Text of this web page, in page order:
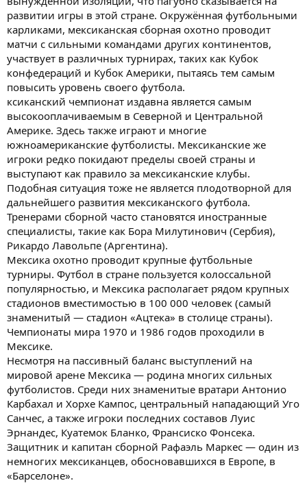
развитии игры в этой стране. Окружённая футбольными
карликами, мексиканская сборная охотно проводит
матчи с сильными командами других континентов,
участвует в различных турнирах, таких как Кубок
конфедераций и Кубок Америки, пытаясь тем самым
повысить уровень своего футбола.
ксиканский чемпионат издавна является самым
высокооплачиваемым в Северной и Центральной
Америке. Здесь также играют и многие
южноамериканские футболисты. Мексиканские же
игроки редко покидают пределы своей страны и
выступают как правило за мексиканские клубы.
Подобная ситуация тоже не является плодотворной для
дальнейшего развития мексиканского футбола.
Тренерами сборной часто становятся иностранные
специалисты, такие как Бора Милутинович (Сербия),
Рикардо Лавольпе (Аргентина).
Мексика охотно проводит крупные футбольные
турниры. Футбол в стране пользуется колоссальной
популярностью, и Мексика располагает рядом крупных
стадионов вместимостью в 100 000 человек (самый
знаменитый — стадион «Ацтека» в столице страны).
Чемпионаты мира 1970 и 1986 годов проходили в
Мексике.
Несмотря на пассивный баланс выступлений на
мировой арене Мексика — родина многих сильных
футболистов. Среди них знаменитые вратари Антонио
Карбахал и Хорхе Кампос, центральный нападающий Уго
Санчес, а также игроки последних составов Луис
Эрнандес, Куатемок Бланко, Франсиско Фонсека.
Защитник и капитан сборной Рафаэль Маркес — один из
немногих мексиканцев, обосновавшихся в Европе, в
«Барселоне».